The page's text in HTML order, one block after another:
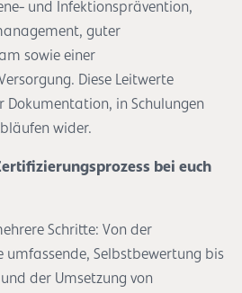
und Infektionsprävention,
guter
sowie einer
Diese Leitwerte
Dokumentation, in Schulungen
wider.
bei euch
Schritte: Von der
umfassende, Selbstbewertung bis
der Umsetzung von